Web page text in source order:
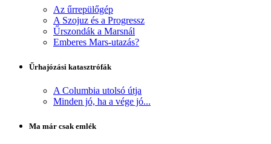
Az űrrepülőgép
A Szojuz és a Progressz
Űrszondák a Marsnál
Emberes Mars-utazás?
Űrhajózási katasztrófák
A Columbia utolsó útja
Minden jó, ha a vége jó...
Ma már csak emlék